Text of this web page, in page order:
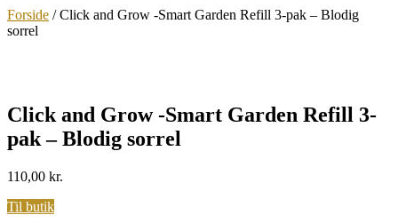
Forside / Click and Grow -Smart Garden Refill 3-pak – Blodig
sorrel
Click and Grow -Smart Garden Refill 3-
pak – Blodig sorrel
110,00 kr.
Til butik